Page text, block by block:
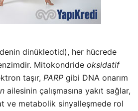
dinükleotid), her hücrede
Mitokondride oksidatif
taşır, PARP gibi DNA onarım
ailesinin çalışmasına yakıt sağlar,
ve metabolik sinyalleşmede rol